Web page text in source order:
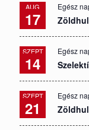
AUG
17
Egész
SZEPT
14
Egész
SZEPT
21
Egész